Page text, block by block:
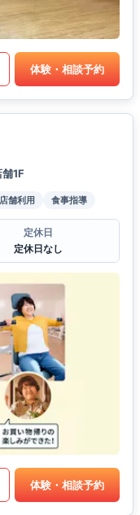
体験・相談予約
1F
舗利用 食事指導
定休日
定休日なし
体験・相談予約